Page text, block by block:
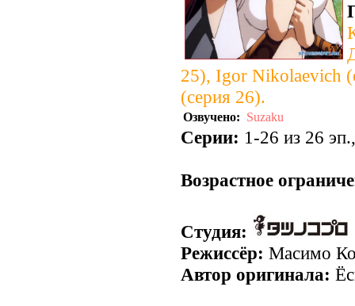
25), Igor Nikolaevich
(серия 26).
Озвучено: Suzaku
Серии: 1-26 из 26
Возрастное
Студия:
Режиссёр: Масимо
Автор оригинала: